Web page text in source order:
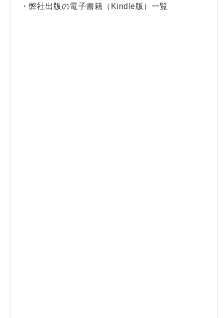
・弊社出版の電子書籍（Kindle版）一覧